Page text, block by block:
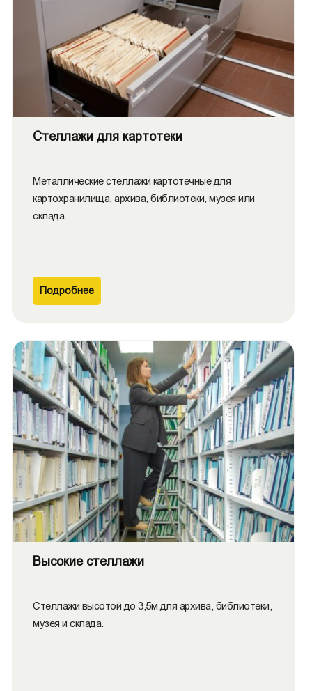
Стеллажи для картотеки
Металлические стеллажи картотечные для
картохранилища, архива, библиотеки, музея или
склада.
Подробнее
Высокие стеллажи
Стеллажи высотой до 3,5м для архива, библиотеки,
музея и склада.